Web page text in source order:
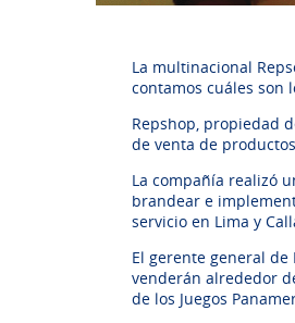
La multinacional
contamos cuáles son
Repshop, propiedad
de venta de
La compañía realizó
brandear e
servicio en Lima y
El gerente general
venderán alrededor
de los Juegos